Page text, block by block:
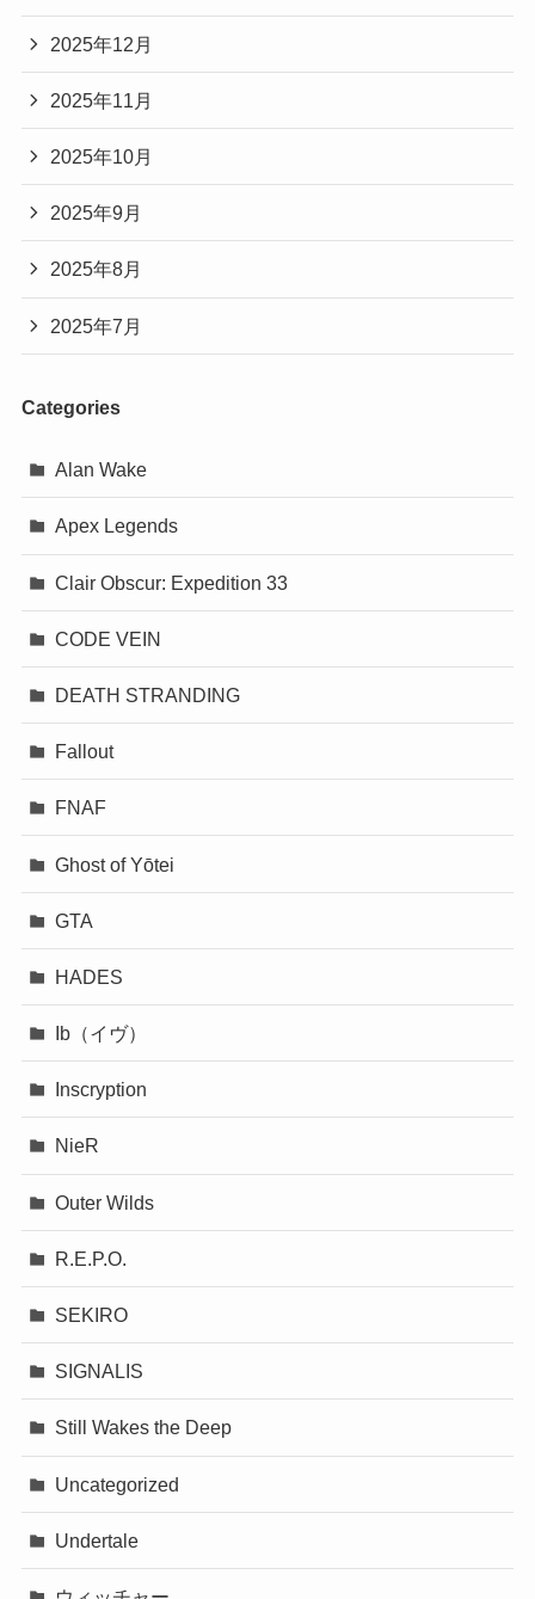
2025年12月
2025年11月
2025年10月
2025年9月
2025年8月
2025年7月
Categories
Alan Wake
Apex Legends
Clair Obscur: Expedition 33
CODE VEIN
DEATH STRANDING
Fallout
FNAF
Ghost of Yōtei
GTA
HADES
Ib（イヴ）
Inscryption
NieR
Outer Wilds
R.E.P.O.
SEKIRO
SIGNALIS
Still Wakes the Deep
Uncategorized
Undertale